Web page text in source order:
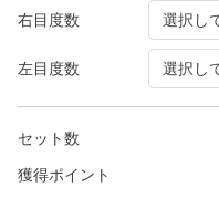
右目度数
左目度数
セット数
獲得ポイント